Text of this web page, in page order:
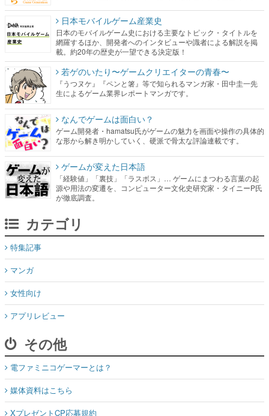
日本モバイルゲーム産業史
日本のモバイルゲーム史における主要なトピック・タイトルを
網羅するほか、開発者へのインタビューや識者による解説を掲
載。約20年の歴史が一望できる決定版！
若ゲのいたり〜ゲームクリエイターの青春〜
『うつヌケ』『ペンと箸』等で知られるマンガ家・田中圭一先
生によるゲーム業界レポートマンガです。
なんでゲームは面白い？
ゲーム開発者・hamatsu氏がゲームの魅力を画面や操作の具体的
な形から解き明かしていく、硬派で骨太な評論連載です。
ゲームが変えた日本語
「経験値」「裏技」「ラスボス」… ゲームにまつわる言葉の起
源や用法の変遷を、コンピューター文化史研究家・タイニーP氏
が徹底調査。
カテゴリ
特集記事
マンガ
女性向け
アプリレビュー
その他
電ファミニコゲーマーとは？
媒体資料はこちら
XプレゼントCP応募規約